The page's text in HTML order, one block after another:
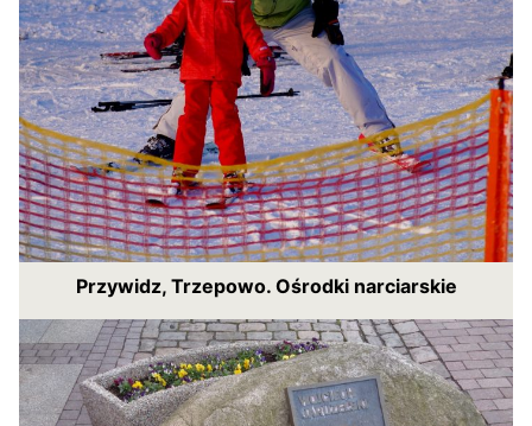
Przywidz, Trzepowo. Ośrodki narciarskie